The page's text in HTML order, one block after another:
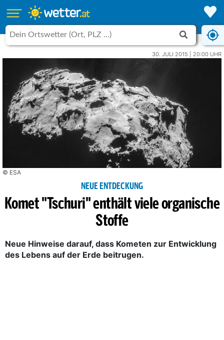
30. JULI 2015 | 20:00 UHR
© ESA
NEUE ENTDECKUNG
Komet "Tschuri" enthält viele organische
Stoffe
Neue Hinweise darauf, dass Kometen zur Entwicklung
des Lebens auf der Erde beitrugen.